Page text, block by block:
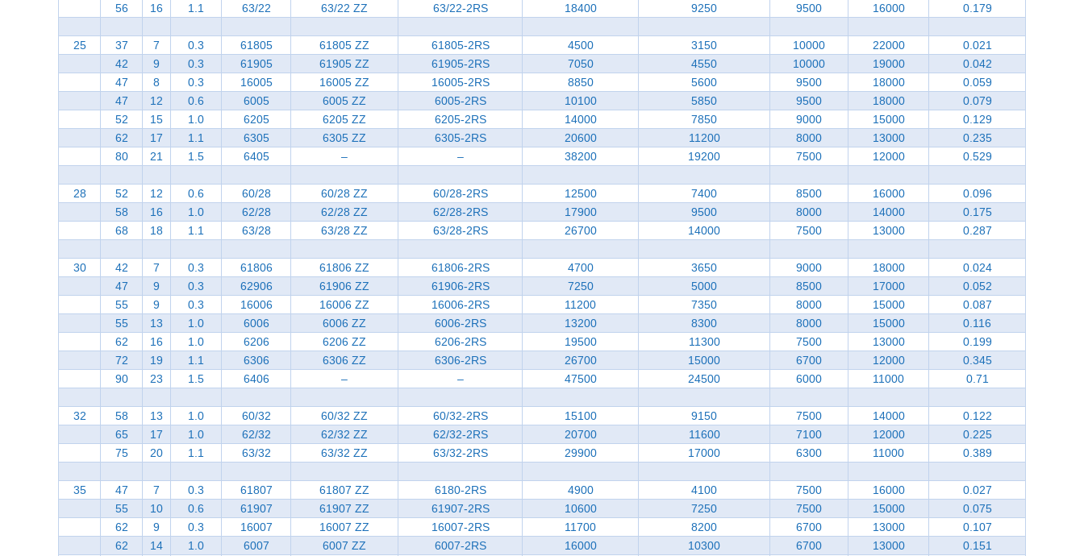
56
16 1.1 63/22 63/22 ZZ 63/22-2RS 18400 9250 9500 16000 0.179
25 37 7 0.3 61805 61805 ZZ 61805-2RS 4500 3150 10000 22000
0.021
42
9 0.3 61905 61905 ZZ 61905-2RS 7050 4550 10000 19000
0.042
47
8 0.3 16005 16005 ZZ 16005-2RS 8850 5600 9500 18000
0.059
47
12 0.6 6005 6005 ZZ 6005-2RS 10100 5850 9500 18000
0.079
52
15 1.0 6205 6205 ZZ 6205-2RS 14000 7850 9000 15000
0.129
62
17 1.1 6305 6305 ZZ 6305-2RS 20600 11200 8000 13000
0.235
80
21 1.5 6405 – – 38200 19200 7500 12000 0.529
28 52 12 0.6 60/28 60/28 ZZ 60/28-2RS 12500 7400 8500 16000
0.096
58
16 1.0 62/28 62/28 ZZ 62/28-2RS 17900 9500 8000 14000
0.175
68
18 1.1 63/28 63/28 ZZ 63/28-2RS 26700 14000 7500 13000 0.287
30 42 7 0.3 61806 61806 ZZ 61806-2RS 4700 3650 9000 18000
0.024
47
9 0.3 62906 61906 ZZ 61906-2RS 7250 5000 8500 17000
0.052
55
9 0.3 16006 16006 ZZ 16006-2RS 11200 7350 8000 15000
0.087
55
13 1.0 6006 6006 ZZ 6006-2RS 13200 8300 8000 15000
0.116
62
16 1.0 6206 6206 ZZ 6206-2RS 19500 11300 7500 13000
0.199
72
19 1.1 6306 6306 ZZ 6306-2RS 26700 15000 6700 12000
0.345
90
23 1.5 6406 – – 47500 24500 6000 11000 0.71
32 58 13 1.0 60/32 60/32 ZZ 60/32-2RS 15100 9150 7500 14000
0.122
65
17 1.0 62/32 62/32 ZZ 62/32-2RS 20700 11600 7100 12000
0.225
75
20 1.1 63/32 63/32 ZZ 63/32-2RS 29900 17000 6300 11000 0.389
35 47 7 0.3 61807 61807 ZZ 6180-2RS 4900 4100 7500 16000
0.027
55
10 0.6 61907 61907 ZZ 61907-2RS 10600 7250 7500 15000
0.075
62
9 0.3 16007 16007 ZZ 16007-2RS 11700 8200 6700 13000
0.107
62
14 1.0 6007 6007 ZZ 6007-2RS 16000 10300 6700 13000
0.151